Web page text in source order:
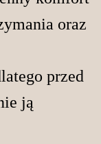
oraz
przed
ją